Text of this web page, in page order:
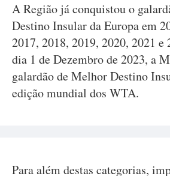
A Região já conquistou o
Destino Insular da Europa em
2017, 2018, 2019, 2020, 2021 e
dia 1 de Dezembro de 2023, a
galardão de Melhor Destino
edição mundial dos WTA.
Para além destas categorias,